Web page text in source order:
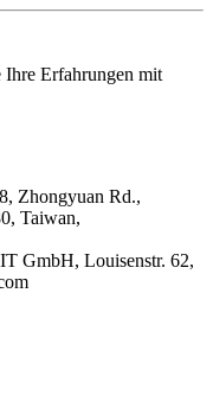
Ihre Erfahrungen mit
Zhongyuan Rd.,
Taiwan,
GmbH, Louisenstr. 62,